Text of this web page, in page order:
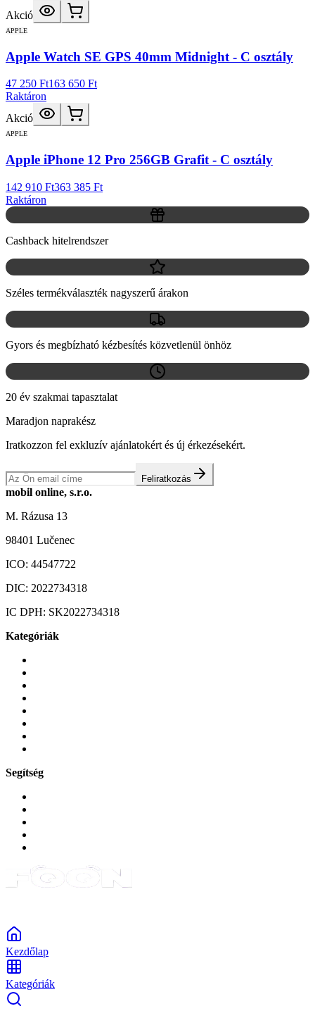
Akció
APPLE
Apple Watch SE GPS 40mm Midnight - C osztály
47 250 Ft163 650 Ft
Raktáron
Akció
APPLE
Apple iPhone 12 Pro 256GB Grafit - C osztály
142 910 Ft363 385 Ft
Raktáron
Cashback hitelrendszer
Széles termékválaszték nagyszerű árakon
Gyors és megbízható kézbesítés közvetlenül önhöz
20 év szakmai tapasztalat
Maradjon naprakész
Iratkozzon fel exkluzív ajánlatokért és új érkezésekért.
Feliratkozás
mobil online, s.r.o.
M. Rázusa 13
98401 Lučenec
ICO: 44547722
DIC: 2022734318
IC DPH: SK2022734318
Kategóriák
Segítség
Kezdőlap
Kategóriák